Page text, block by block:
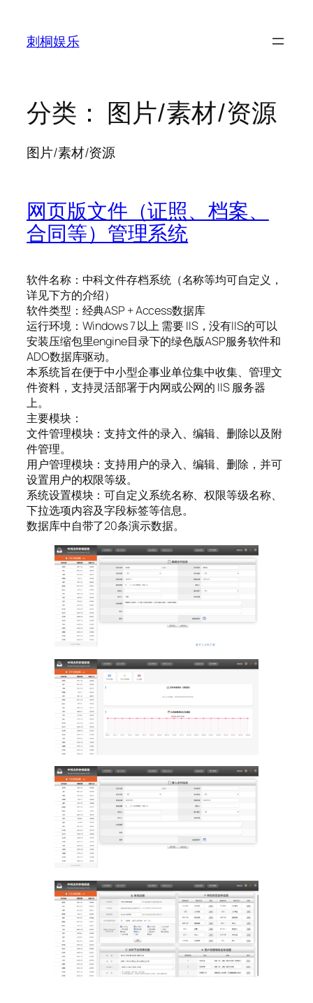
刺桐娱乐
分类： 图片/素材/资源
图片/素材/资源
网页版文件（证照、档案、
合同等）管理系统
软件名称：中科文件存档系统（名称等均可自定义，
详见下方的介绍）
软件类型：经典ASP + Access数据库
运行环境：Windows 7 以上 需要 IIS，没有IIS的可以
安装压缩包里engine目录下的绿色版ASP服务软件和
ADO数据库驱动。
本系统旨在便于中小型企事业单位集中收集、管理文
件资料，支持灵活部署于内网或公网的 IIS 服务器
上。
主要模块：
文件管理模块：支持文件的录入、编辑、删除以及附
件管理。
用户管理模块：支持用户的录入、编辑、删除，并可
设置用户的权限等级。
系统设置模块：可自定义系统名称、权限等级名称、
下拉选项内容及字段标签等信息。
数据库中自带了20条演示数据。